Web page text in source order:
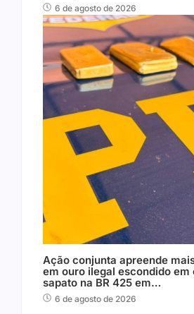
6 de agosto de 2026
Ação conjunta apreende
em ouro ilegal escondido em
sapato na BR 425 em…
6 de agosto de 2026